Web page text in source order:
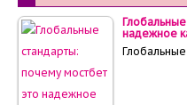
надежное